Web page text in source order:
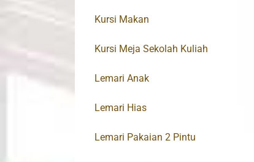
Kursi Makan
Kursi Meja Sekolah Kuliah
Lemari Anak
Lemari Hias
Lemari Pakaian 2 Pintu